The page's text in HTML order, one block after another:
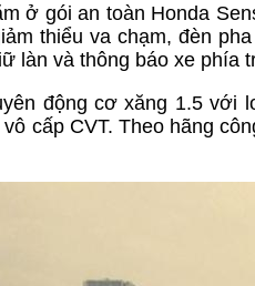
ở gói an toàn Honda
thiểu va chạm, đèn
làn và thông báo xe phía
động cơ xăng 1.5 với
cấp CVT. Theo hãng